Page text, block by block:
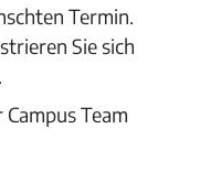
Termin.
Sie sich
Team